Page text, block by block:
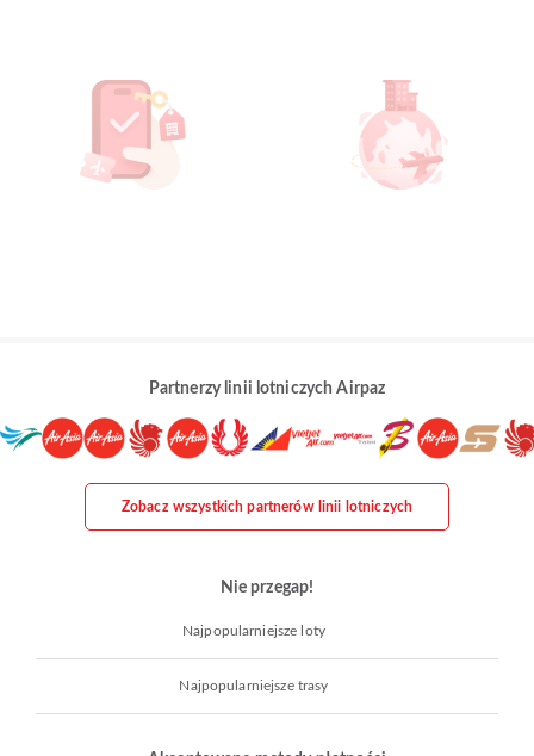
Partnerzy linii lotniczych Airpaz
Zobacz wszystkich partnerów linii lotniczych
Nie przegap!
Najpopularniejsze loty
Najpopularniejsze trasy